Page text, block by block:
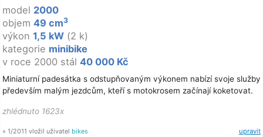
model 2000
objem 49 cm3
výkon 1,5 kW (2 k)
kategorie minibike
v roce 2000 stál 40 000 Kč
Miniaturní padesátka s odstupňovaným výkonem nabízí svoje služby
především malým jezdcům, kteří s motokrosem začínají koketovat.
zhlédnuto 1623x
upravit
» 1/2011 vložil uživatel bikes